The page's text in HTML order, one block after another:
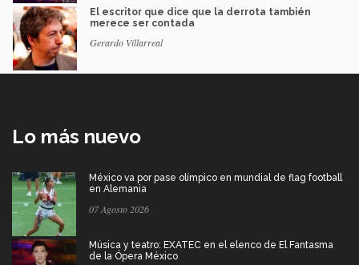
El escritor que dice que la derrota también
merece ser contada
Gerardo Villarreal
Lo más nuevo
México va por pase olímpico en mundial de flag football
en Alemania
07 Agosto 2026
Música y teatro: EXATEC en el elenco de El Fantasma
de la Ópera México